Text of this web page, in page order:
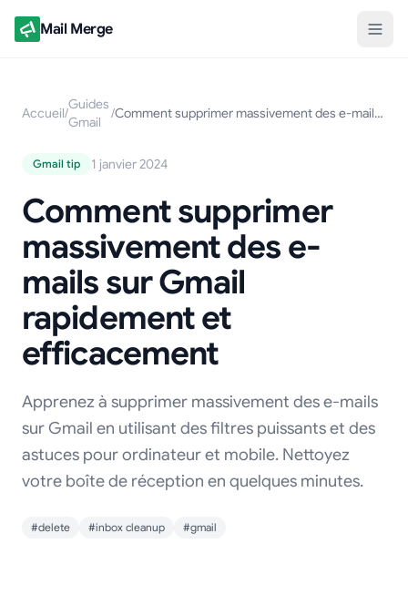
Mail Merge
Accueil/
Guides
Gmail
/ Comment supprimer massivement des e-mails sur Gmail rapidement et efficacement
Gmail tip 1 janvier 2024
Comment supprimer
massivement des e-
mails sur Gmail
rapidement et
efficacement
Apprenez à supprimer massivement des e-mails
sur Gmail en utilisant des filtres puissants et des
astuces pour ordinateur et mobile. Nettoyez
votre boîte de réception en quelques minutes.
#delete #inbox cleanup #gmail